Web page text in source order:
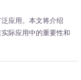
应用。本文将介绍
际应用中的重要性和